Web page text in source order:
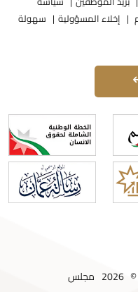
إخلاء المسؤولية
سهولة
جميع الحقوق محفوظة © 2026 مجلس